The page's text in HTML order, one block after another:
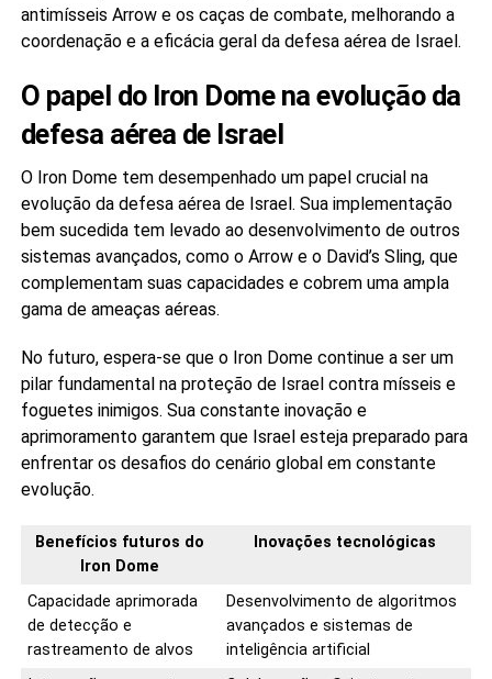
antimísseis Arrow e os caças de combate, melhorando a
coordenação e a eficácia geral da defesa aérea de Israel.
O papel do Iron Dome na evolução da
defesa aérea de Israel
O Iron Dome tem desempenhado um papel crucial na
evolução da defesa aérea de Israel. Sua implementação
bem sucedida tem levado ao desenvolvimento de outros
sistemas avançados, como o Arrow e o David’s Sling, que
complementam suas capacidades e cobrem uma ampla
gama de ameaças aéreas.
No futuro, espera-se que o Iron Dome continue a ser um
pilar fundamental na proteção de Israel contra mísseis e
foguetes inimigos. Sua constante inovação e
aprimoramento garantem que Israel esteja preparado para
enfrentar os desafios do cenário global em constante
evolução.
Benefícios futuros do
Iron Dome
Inovações tecnológicas
Capacidade aprimorada
de detecção e
rastreamento de alvos
Desenvolvimento de algoritmos
avançados e sistemas de
inteligência artificial